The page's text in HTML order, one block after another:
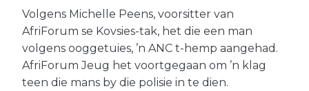
Volgens Michelle Peens, voorsitter van
AfriForum se Kovsies-tak, het die een man
volgens ooggetuies, ’n ANC t-hemp aangehad.
AfriForum Jeug het voortgegaan om ’n klag
teen die mans by die polisie in te dien.